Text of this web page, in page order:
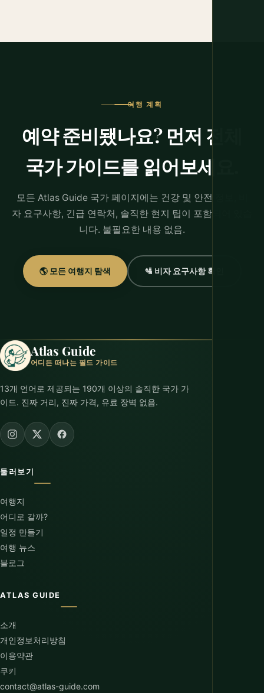
여행 계획
예약 준비됐나요? 먼저 전체
국가 가이드를 읽어보세요.
모든 Atlas Guide 국가 페이지에는 건강 및 안전 정보, 비
자 요구사항, 긴급 연락처, 솔직한 현지 팁이 포함되어 있습
니다. 불필요한 내용 없음.
🌎 모든 여행지 탐색 🛂 비자 요구사항 확인
Atlas Guide
어디든 떠나는 필드 가이드
13개 언어로 제공되는 190개 이상의 솔직한 국가 가
이드. 진짜 거리, 진짜 가격, 유료 장벽 없음.
둘러보기
여행지
어디로 갈까?
일정 만들기
여행 뉴스
블로그
ATLAS GUIDE
소개
개인정보처리방침
이용약관
쿠키
contact@atlas-guide.com